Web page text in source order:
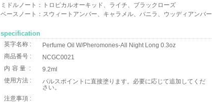
ミドルノート：トロピカルオーキッド、ライチ、ブラックローズ
ベースノート：スウィートアンバー、キャラメル、バニラ、ウッディアンバー
specification
英字名称 :
Perfume Oil W/Pheromones-All Night Long 0.3oz
商品番号 :
NCGC0021
内容量 :
9.2ml
使用方法 :
パルスポイントに直接塗ります。必要に応じて追加してくだ
さい。
注意事項 :